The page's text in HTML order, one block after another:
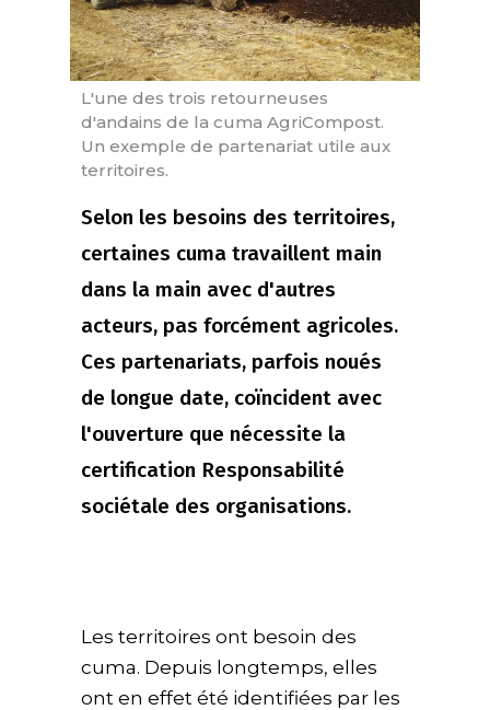
L'une des trois retourneuses
d'andains de la cuma AgriCompost.
Un exemple de partenariat utile aux
territoires.
Selon les besoins des territoires,
certaines cuma travaillent main
dans la main avec d'autres
acteurs, pas forcément agricoles.
Ces partenariats, parfois noués
de longue date, coïncident avec
l'ouverture que nécessite la
certification Responsabilité
sociétale des organisations.
Les territoires ont besoin des
cuma. Depuis longtemps, elles
ont en effet été identifiées par les